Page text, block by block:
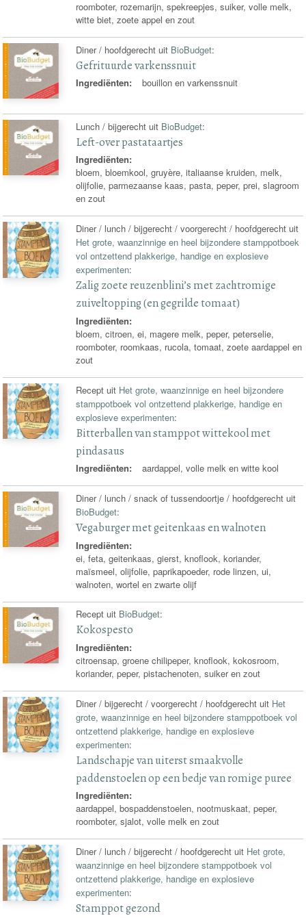
roomboter, rozemarijn, spekreepjes, suiker, volle melk,
witte biet, zoete appel en zout
Diner / hoofdgerecht uit BioBudget:
Gefrituurde varkenssnuit
Ingrediënten: bouillon en varkenssnuit
Lunch / bijgerecht uit BioBudget:
Left-over pastataartjes
Ingrediënten:
bloem, bloemkool, gruyère, italiaanse kruiden, melk,
olijfolie, parmezaanse kaas, pasta, peper, prei, slagroom
en zout
Diner / lunch / bijgerecht / voorgerecht / hoofdgerecht uit
Het grote, waanzinnige en heel bijzondere stamppotboek
vol ontzettend plakkerige, handige en explosieve
experimenten:
Zalig zoete reuzenblini’s met zachtromige
zuiveltopping (en gegrilde tomaat)
Ingrediënten:
bloem, citroen, ei, magere melk, peper, peterselie,
roomboter, roomkaas, rucola, tomaat, zoete aardappel en
zout
Recept uit Het grote, waanzinnige en heel bijzondere
stamppotboek vol ontzettend plakkerige, handige en
explosieve experimenten:
Bitterballen van stamppot wittekool met
pindasaus
Ingrediënten: aardappel, volle melk en witte kool
Diner / lunch / snack of tussendoortje / hoofdgerecht uit
BioBudget:
Vegaburger met geitenkaas en walnoten
Ingrediënten:
ei, feta, geitenkaas, gierst, knoflook, koriander,
maïsmeel, olijfolie, paprikapoeder, rode linzen, ui,
walnoten, wortel en zwarte olijf
Recept uit BioBudget:
Kokospesto
Ingrediënten:
citroensap, groene chilipeper, knoflook, kokosroom,
koriander, peper, pistachenoten, suiker en zout
Diner / bijgerecht / voorgerecht / hoofdgerecht uit Het
grote, waanzinnige en heel bijzondere stamppotboek vol
ontzettend plakkerige, handige en explosieve
experimenten:
Landschapje van uiterst smaakvolle
paddenstoelen op een bedje van romige puree
Ingrediënten:
aardappel, bospaddenstoelen, nootmuskaat, peper,
roomboter, sjalot, volle melk en zout
Diner / lunch / bijgerecht / hoofdgerecht uit Het grote,
waanzinnige en heel bijzondere stamppotboek vol
ontzettend plakkerige, handige en explosieve
experimenten:
Stamppot gezond